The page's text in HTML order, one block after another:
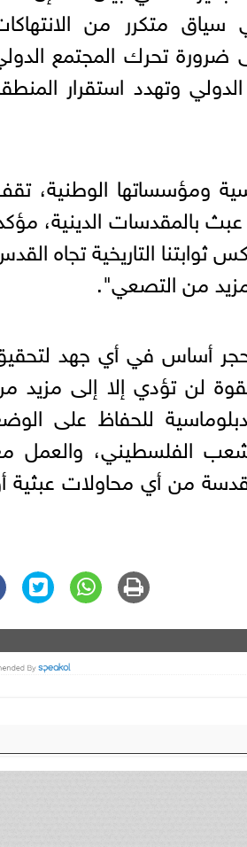
متكرر من
تحرك المجتمع
وتهدد استقرار
ومؤسساتها الوطنية،
بالمقدسات الدينية،
التاريخية تجاه
مزيد من التصعي".
حجر أساس في أي جهد
لن تؤدي إلا إلى مزيد
للحفاظ على
الفلسطيني، والعمل
من أي محاولات عبثية